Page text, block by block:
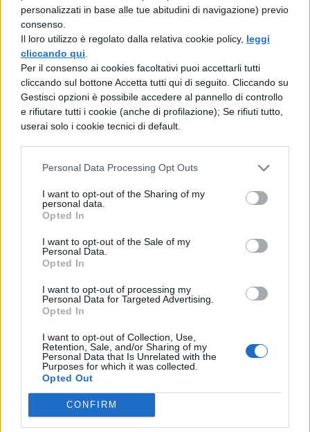
personalizzati in base alle tue abitudini di navigazione) previo
consenso.
Il loro utilizzo è regolato dalla relativa cookie policy, leggi
cliccando qui
Per il consenso ai cookies facoltativi puoi accettarli tutti
cliccando sul bottone Accetta tutti qui di seguito. Cliccando su
Gestisci opzioni è possibile accedere al pannello di controllo
e rifiutare tutti i cookie (anche di profilazione); Se rifiuti tutto,
userai solo i cookie tecnici di default.
Personal Data Processing Opt Outs
I want to opt-out of the Sharing of my
personal data.
Opted In
I want to opt-out of the Sale of my
Personal Data.
Opted In
I want to opt-out of processing my
Personal Data for Targeted Advertising.
Opted In
I want to opt-out of Collection, Use,
Retention, Sale, and/or Sharing of my
Personal Data that Is Unrelated with the
Purposes for which it was collected.
Opted Out
CONFIRM
Questo significa che ad un certo punto della
tua scheda dovrai inserire un riassunto breve
degli avvenimenti raccontati nel romanzo e,
poi, cosa ancora più difficile, trovare il modo
per raccontare il tuo punto di vista su quanto
hai letto facendo una piccola recensione.
Se hai bisogno di dritte, affidati alle nostre
guide:
Come fare una recensione
Come si fa il riassunto di un libro
Leggi anche:
scaletta ed esempio svolto
COMPITI PER LE VACANZE
Non perderti tutte le dritte per finire in fretta i
compiti delle vacanze
Compiti Vacanze Estive: riassunti, temi e